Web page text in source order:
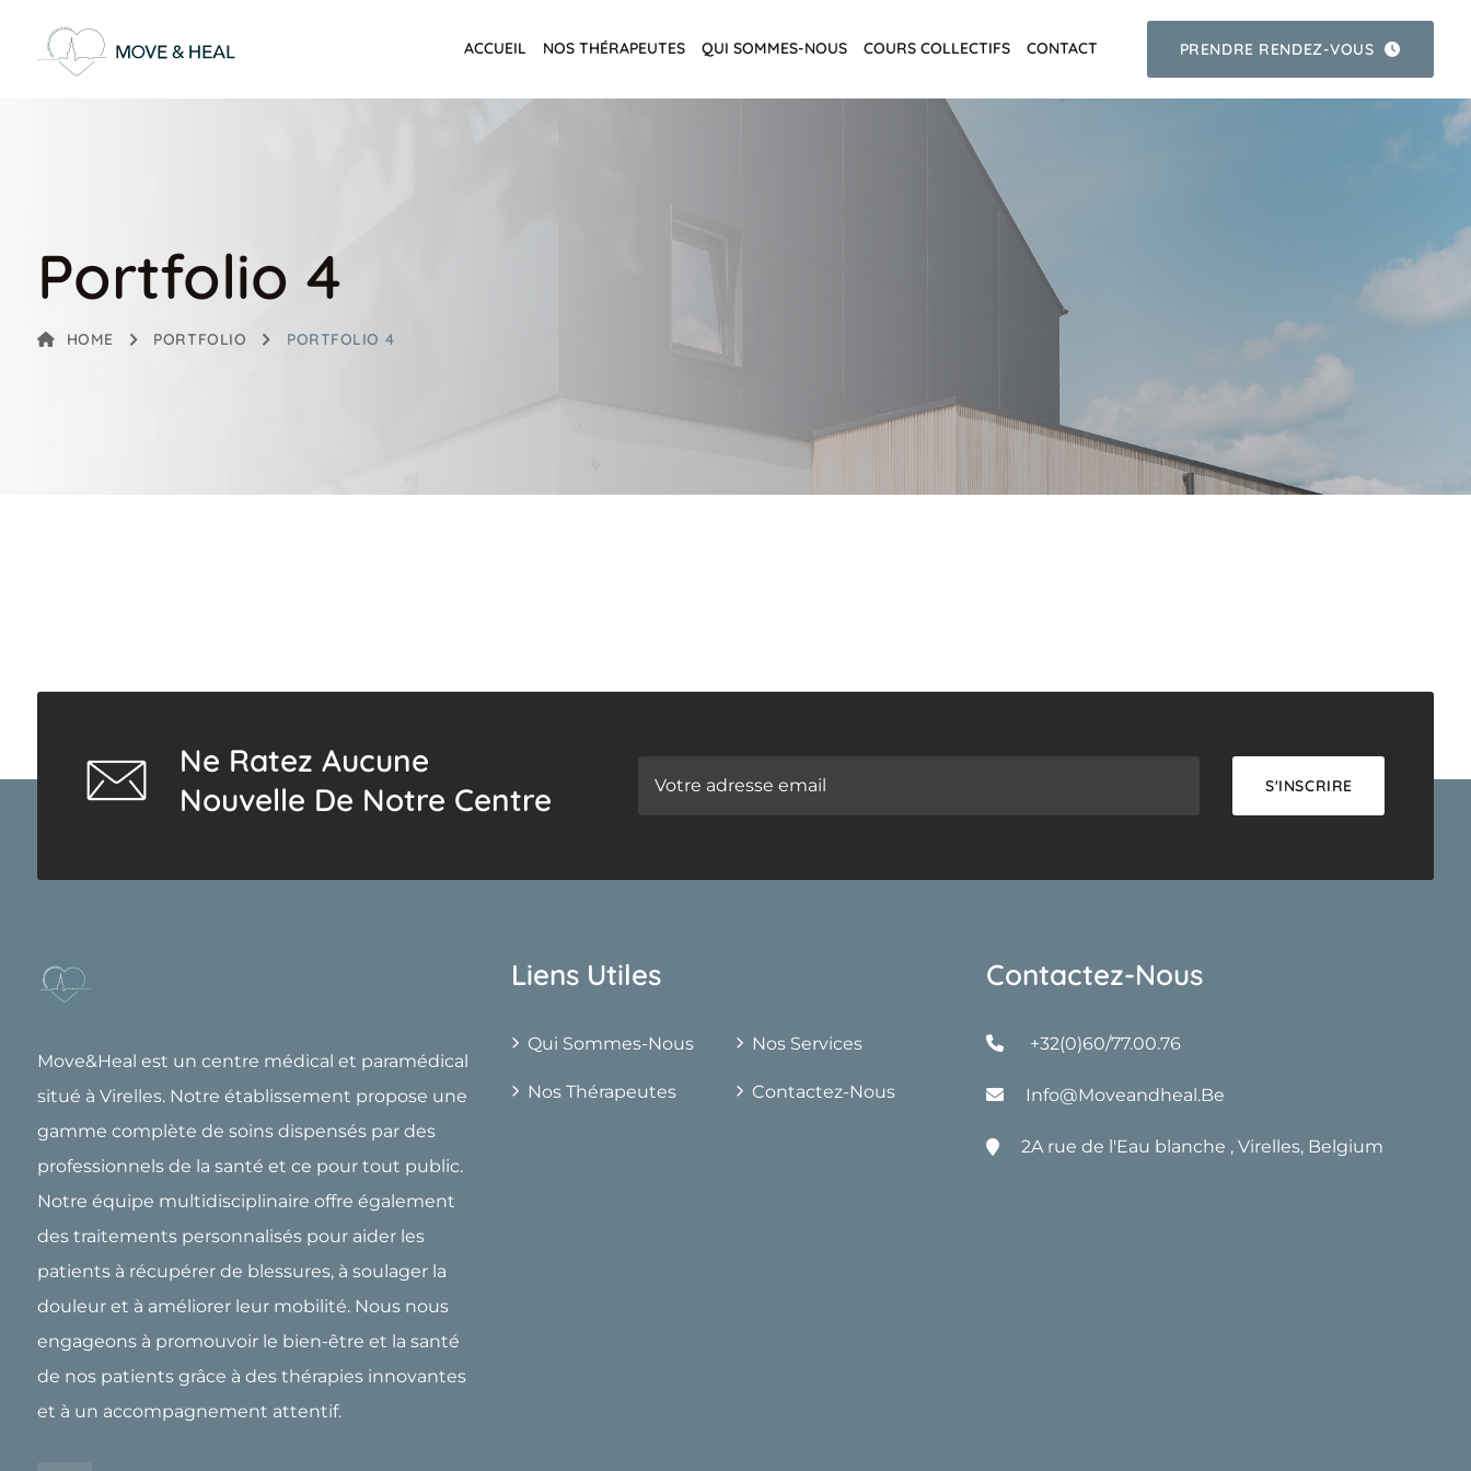
ACCUEIL NOS THÉRAPEUTES QUI SOMMES-NOUS COURS COLLECTIFS CONTACT PRENDRE RENDEZ-VOUS
Portfolio 4
HOME PORTFOLIO PORTFOLIO 4
Ne Ratez Aucune
Nouvelle De Notre Centre
Move&Heal est un centre médical et paramédical
situé à Virelles. Notre établissement propose une
gamme complète de soins dispensés par des
professionnels de la santé et ce pour tout public.
Notre équipe multidisciplinaire offre également
des traitements personnalisés pour aider les
patients à récupérer de blessures, à soulager la
douleur et à améliorer leur mobilité. Nous nous
engageons à promouvoir le bien-être et la santé
de nos patients grâce à des thérapies innovantes
et à un accompagnement attentif.
Liens Utiles
Qui Sommes-Nous Nos Services
Nos Thérapeutes Contactez-Nous
Contactez-Nous
+32(0)60/77.00.76
Info@moveandheal.be
2A rue de l'Eau blanche , Virelles, Belgium